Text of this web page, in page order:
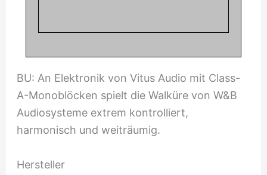
BU: An Elektronik von Vitus Audio mit Class-
A-Monoblöcken spielt die Walküre von W&B
Audiosysteme extrem kontrolliert,
harmonisch und weiträumig.
Hersteller